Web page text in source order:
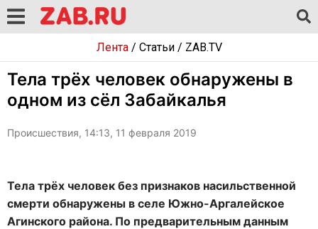
Лента/ Статьи/ ZAB.TV
Тела трёх человек обнаружены в
одном из сёл Забайкалья
Происшествия, 14:13, 11 февраля 2019
Тела трёх человек без признаков насильственной
смерти обнаружены в селе Южно-Аргалейское
Агинского района. По предварительным данным